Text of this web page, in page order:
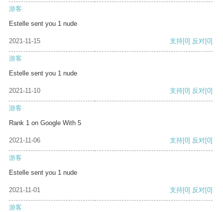
游客
Estelle sent you 1 nude
2021-11-15 支持[0] 反对[0]
游客
Estelle sent you 1 nude
2021-11-10 支持[0] 反对[0]
游客
Rank 1 on Google With 5
2021-11-06 支持[0] 反对[0]
游客
Estelle sent you 1 nude
2021-11-01 支持[0] 反对[0]
游客